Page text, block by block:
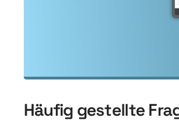
Häufig gestellte